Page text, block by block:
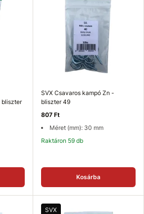
bliszter
SVX Csavaros kampó Zn -
bliszter 49
807 Ft
Méret (mm): 30 mm
Raktáron 59 db
Kosárba
SVX